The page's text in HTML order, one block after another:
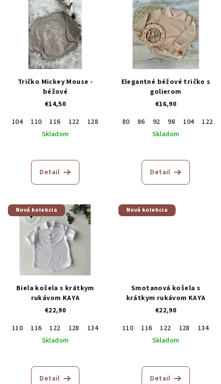
Tričko Mickey Mouse -
béžové
€14,50
104
110 116 122
128
Skladom
Detail
Elegantné béžové tričko s
golierom
€16,90
80
86 92 98 104 122
Skladom
Detail
Nová kolekcia
Biela košela s krátkym
rukávom KAYA
€22,90
110
116 122 128 134
146
Skladom
Detail
Nová kolekcia
Smotanová košela s
krátkym rukávom KAYA
€22,90
110
116 122 128 134
Skladom
Detail